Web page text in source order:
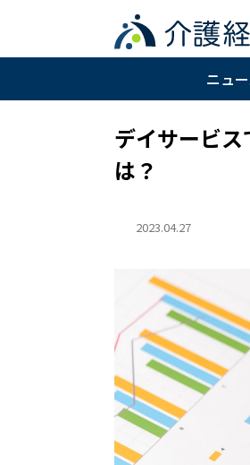
ニュ
デイサービ
は？
2023.04.27